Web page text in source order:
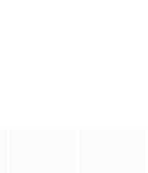
作的情况:她如何招募情报线人，如何与外国政